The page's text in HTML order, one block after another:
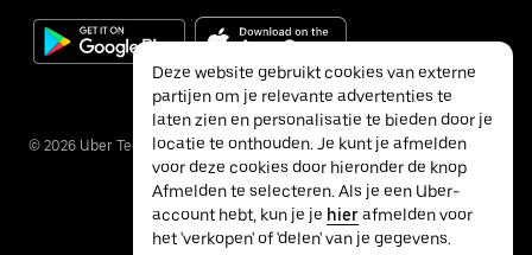
© 2026 Uber Technologies Inc.
Deze website gebruikt cookies van externe
partijen om je relevante advertenties te
laten zien en personalisatie te bieden door je
locatie te onthouden. Je kunt je afmelden
voor deze cookies door hieronder de knop
Afmelden te selecteren. Als je een Uber-
account hebt, kun je je hierafmelden voor
het 'verkopen' of 'delen' van je gegevens.